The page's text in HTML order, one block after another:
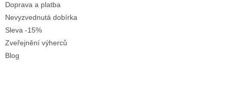
Doprava a platba
Nevyzvednutá dobírka
Sleva -15%
Zveřejnění výherců
Blog